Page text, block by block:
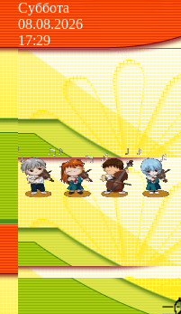
Суббота
08.08.2026
17:29